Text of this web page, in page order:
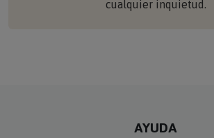
cualquier inquietud.
AYUDA